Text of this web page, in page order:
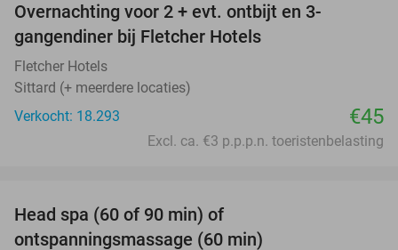
Overnachting voor 2 + evt. ontbijt en 3-
gangendiner bij Fletcher Hotels
Fletcher Hotels
Sittard (+ meerdere locaties)
Verkocht: 18.293
€45
Excl. ca. €3 p.p.p.n. toeristenbelasting
Head spa (60 of 90 min) of
ontspanningsmassage (60 min)